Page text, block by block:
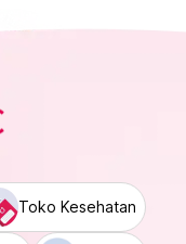
Toko Kesehatan